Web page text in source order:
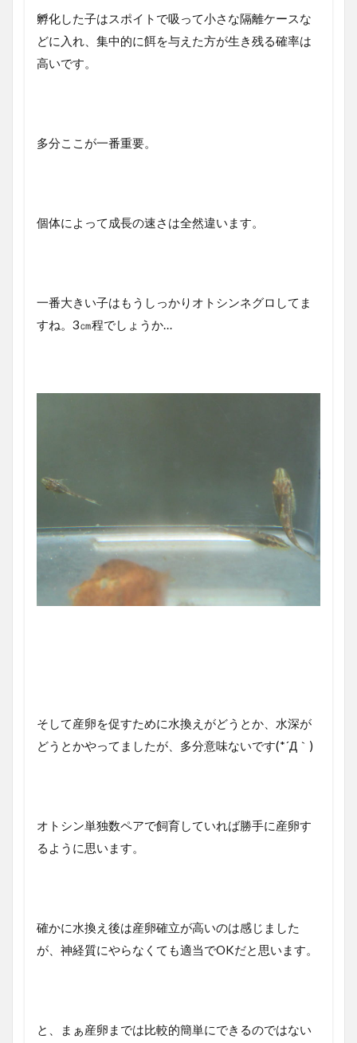
孵化した子はスポイトで吸って小さな隔離ケースな
どに入れ、集中的に餌を与えた方が生き残る確率は
高いです。
多分ここが一番重要。
個体によって成長の速さは全然違います。
一番大きい子はもうしっかりオトシンネグロしてま
すね。3㎝程でしょうか…
そして産卵を促すために水換えがどうとか、水深が
どうとかやってましたが、多分意味ないです(*´Д｀)
オトシン単独数ペアで飼育していれば勝手に産卵す
るように思います。
確かに水換え後は産卵確立が高いのは感じました
が、神経質にやらなくても適当でOKだと思います。
と、まぁ産卵までは比較的簡単にできるのではない